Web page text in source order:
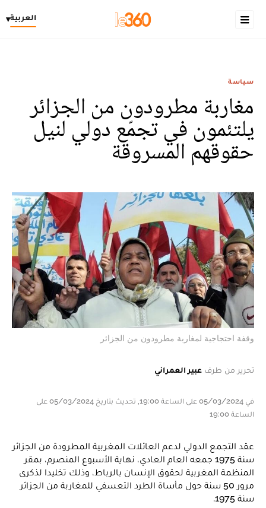
العربية▾
سياسة
مغاربة مطرودون من الجزائر
يلتئمون في تجمّع دولي لنيل
حقوقهم المسروقة
وقفة احتجاجية لمغاربة مطرودون من الجزائر
تحرير من طرف عبير العمراني
في 05/03/2024 على الساعة 19:00, تحديث بتاريخ 05/03/2024 على
الساعة 19:00
عقد التجمع الدولي لدعم العائلات المغربية المطرودة من الجزائر
سنة 1975 جمعه العام العادي، نهاية الأسبوع المنصرم، بمقر
المنظمة المغربية لحقوق الإنسان بالرباط، وذلك تخليدا لذكرى
مرور 50 سنة حول مأساة الطرد التعسفي للمغاربة من الجزائر
سنة 1975.